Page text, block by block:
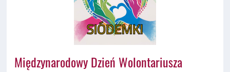
Międzynarodowy Dzień Wolontariusza